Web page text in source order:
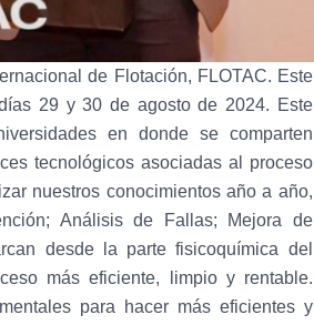
de Flotación, FLOTAC. Este
29 y 30 de agosto de 2024. Este
en donde se comparten
tecnológicos asociadas al proceso
nuestros conocimientos año a año,
Análisis de Fallas; Mejora de
desde la parte fisicoquímica del
más eficiente, limpio y rentable.
para hacer más eficientes y